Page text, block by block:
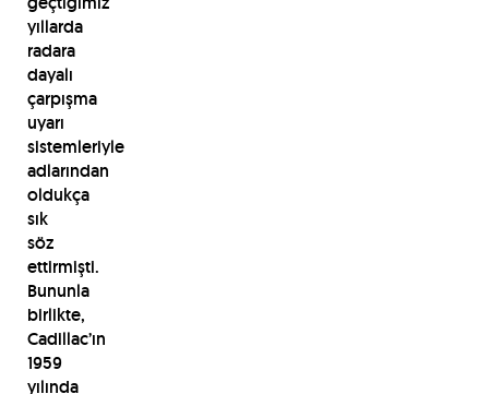
yıllarda
radara
dayalı
çarpışma
uyarı
sistemleriyle
adlarından
oldukça
sık
söz
ettirmişti.
Bununla
birlikte,
Cadillac’ın
1959
yılında